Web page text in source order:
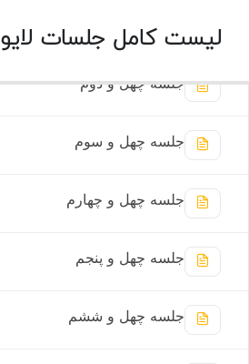
جلسه چهل و یکم
جلسه چهل و دوم
جلسه چهل و سوم
جلسه چهل و چهارم
جلسه چهل و پنجم
جلسه چهل و ششم
لیست کامل جلسات لایو